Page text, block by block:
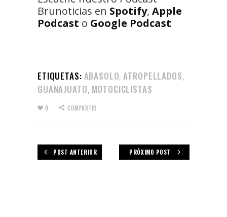
Brunoticias en Spotify, Apple
Podcast o Google Podcast
ETIQUETAS: ABASOLO,ATROPELLADOS,
GUANAJUATO, MOTOCICLISTAS
0 COMPARTIR
POST ANTERIOR PRÓXIMO POST